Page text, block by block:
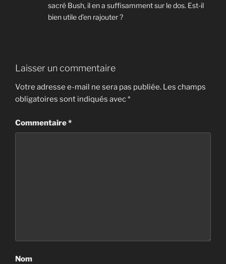
sacré Bush, il en a suffisamment sur le dos. Est-il
bien utile d’en rajouter ?
Laisser un commentaire
Votre adresse e-mail ne sera pas publiée. Les champs
obligatoires sont indiqués avec*
Commentaire*
Nom